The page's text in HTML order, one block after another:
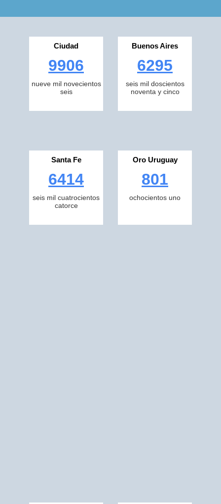
Ciudad
9906
nueve mil novecientos
seis
Buenos Aires
6295
seis mil doscientos
noventa y cinco
Santa Fe
6414
seis mil cuatrocientos
catorce
Oro Uruguay
801
ochocientos uno